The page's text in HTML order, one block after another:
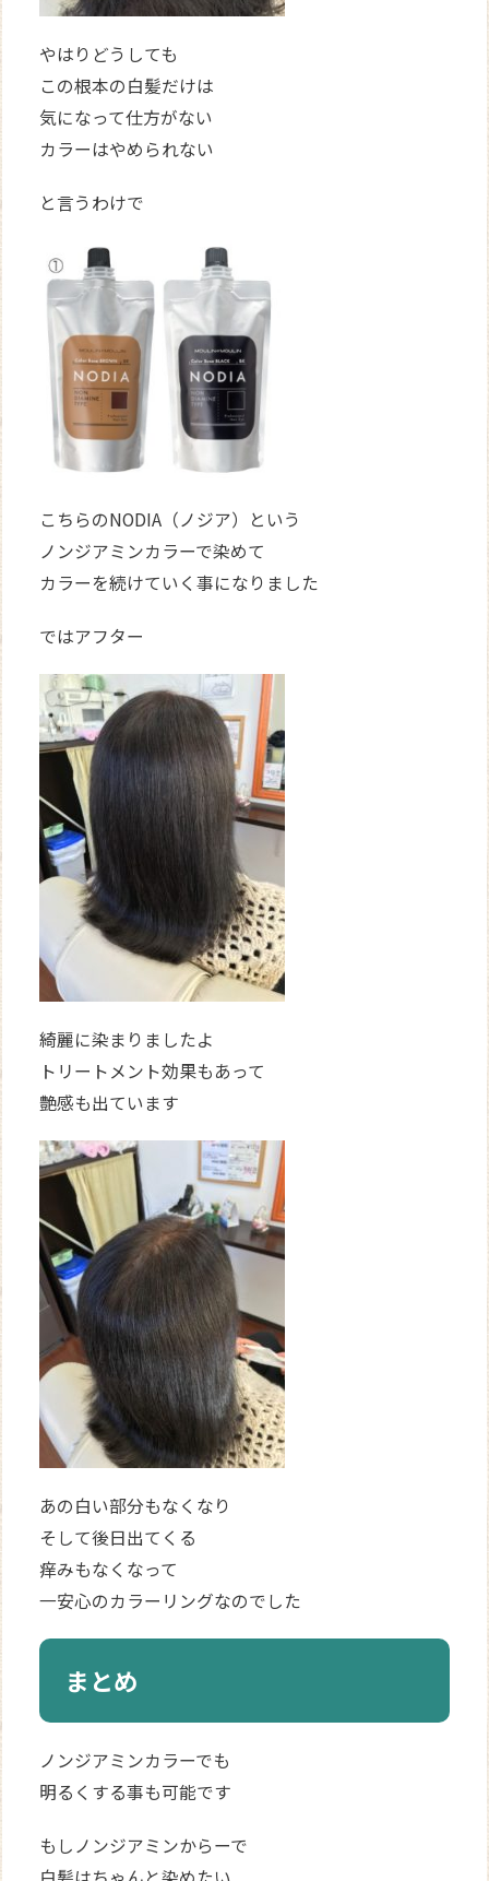
やはりどうしても
この根本の白髪だけは
気になって仕方がない
カラーはやめられない
と言うわけで
こちらのNODIA（ノジア）という
ノンジアミンカラーで染めて
カラーを続けていく事になりました
ではアフター
綺麗に染まりましたよ
トリートメント効果もあって
艶感も出ています
あの白い部分もなくなり
そして後日出てくる
痒みもなくなって
一安心のカラーリングなのでした
まとめ
ノンジアミンカラーでも
明るくする事も可能です
もしノンジアミンからーで